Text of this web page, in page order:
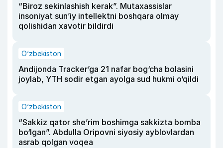
“Biroz sekinlashish kerak”. Mutaxassislar
insoniyat sun’iy intellektni boshqara olmay
qolishidan xavotir bildirdi
O‘zbekiston
Andijonda Tracker’ga 21 nafar bog‘cha bolasini
joylab, YTH sodir etgan ayolga sud hukmi o‘qildi
O‘zbekiston
“Sakkiz qator she’rim boshimga sakkizta bomba
bo‘lgan”. Abdulla Oripovni siyosiy ayblovlardan
asrab qolgan voqea